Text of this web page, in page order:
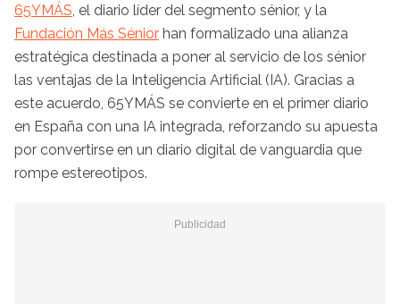
65YMÁS, el diario líder del segmento sénior, y la
Fundación Más Sénior han formalizado una alianza
estratégica destinada a poner al servicio de los sénior
las ventajas de la Inteligencia Artificial (IA). Gracias a
este acuerdo, 65YMÁS se convierte en el primer diario
en España con una IA integrada, reforzando su apuesta
por convertirse en un diario digital de vanguardia que
rompe estereotipos.